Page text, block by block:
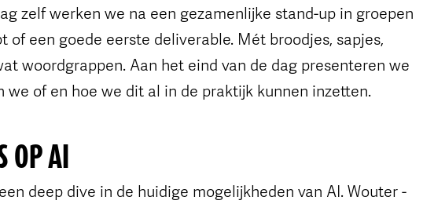
zelf werken we na een gezamenlijke stand-up in groepen
of een goede eerste deliverable. Mét broodjes, sapjes,
woordgrappen. Aan het eind van de dag presenteren we
we of en hoe we dit al in de praktijk kunnen inzetten.
OP AI
deep dive in de huidige mogelijkheden van AI. Wouter -